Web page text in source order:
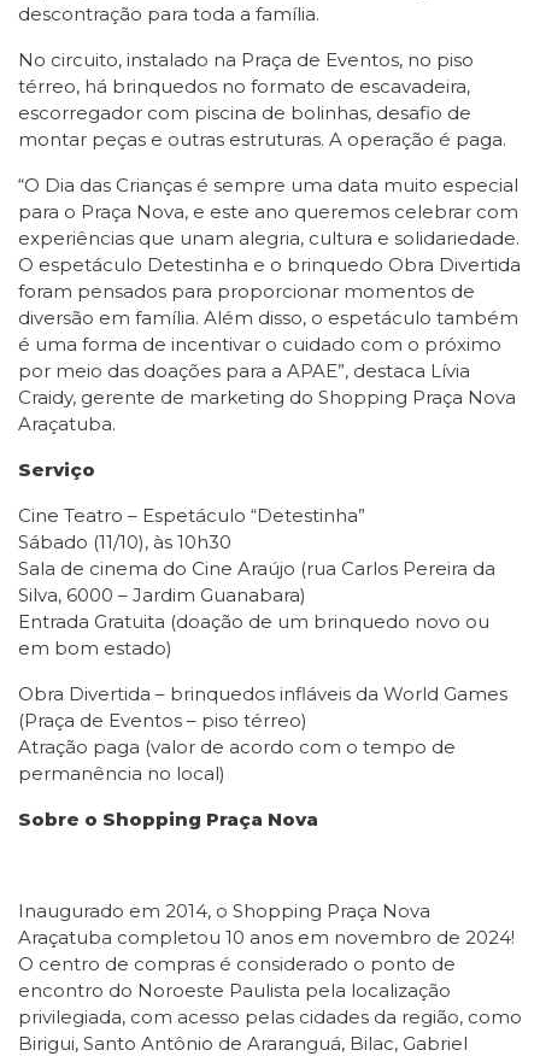
descontração para toda a família.
No circuito, instalado na Praça de Eventos, no piso
térreo, há brinquedos no formato de escavadeira,
escorregador com piscina de bolinhas, desafio de
montar peças e outras estruturas. A operação é paga.
“O Dia das Crianças é sempre uma data muito especial
para o Praça Nova, e este ano queremos celebrar com
experiências que unam alegria, cultura e solidariedade.
O espetáculo Detestinha e o brinquedo Obra Divertida
foram pensados para proporcionar momentos de
diversão em família. Além disso, o espetáculo também
é uma forma de incentivar o cuidado com o próximo
por meio das doações para a APAE”, destaca Lívia
Craidy, gerente de marketing do Shopping Praça Nova
Araçatuba.
Serviço
Cine Teatro – Espetáculo “Detestinha”
Sábado (11/10), às 10h30
Sala de cinema do Cine Araújo (rua Carlos Pereira da
Silva, 6000 – Jardim Guanabara)
Entrada Gratuita (doação de um brinquedo novo ou
em bom estado)
Obra Divertida – brinquedos infláveis da World Games
(Praça de Eventos – piso térreo)
Atração paga (valor de acordo com o tempo de
permanência no local)
Sobre o Shopping Praça Nova
Inaugurado em 2014, o Shopping Praça Nova
Araçatuba completou 10 anos em novembro de 2024!
O centro de compras é considerado o ponto de
encontro do Noroeste Paulista pela localização
privilegiada, com acesso pelas cidades da região, como
Birigui, Santo Antônio de Araranguá, Bilac, Gabriel